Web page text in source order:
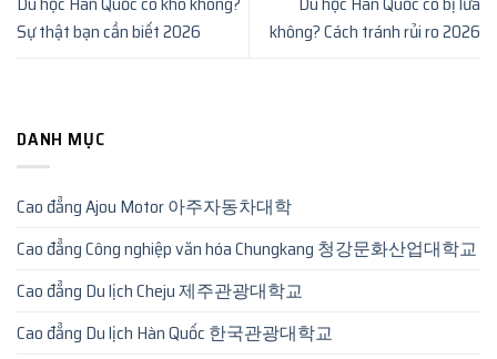
Sự thật bạn cần biết 2026
không? Cách tránh rủi ro 2026
DANH MỤC
Cao đẳng Ajou Motor 아주자동차대학
Cao đẳng Công nghiệp văn hóa Chungkang 청강문화산업대학교
Cao đẳng Du lịch Cheju 제주관광대학교
Cao đẳng Du lịch Hàn Quốc 한국관광대학교